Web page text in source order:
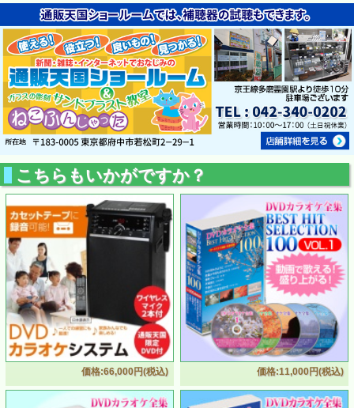
こちらもいかがですか？
価格:66,000円(税込) 価格:11,000円(税込)